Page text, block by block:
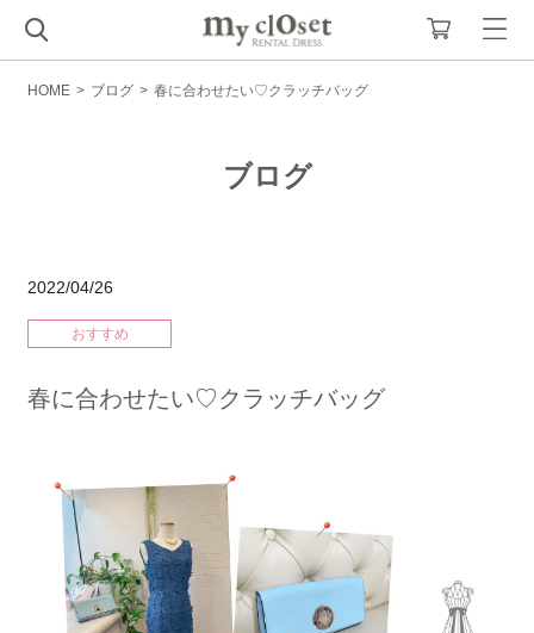
HOME > ブログ > 春に合わせたい♡クラッチバッグ
ブログ
2022/04/26
おすすめ
春に合わせたい♡クラッチバッグ